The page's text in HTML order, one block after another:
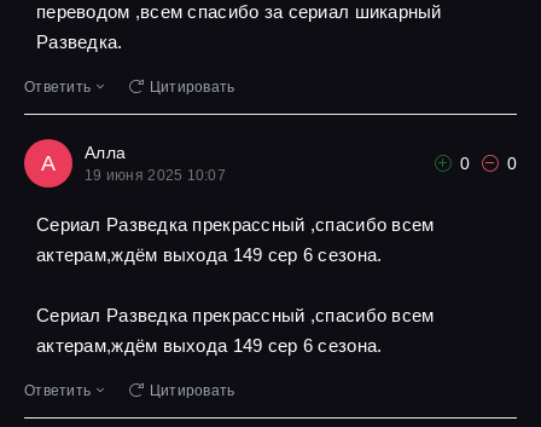
переводом ,всем спасибо за сериал шикарный
Разведка.
Ответить Цитировать
А Алла
19 июня 2025 10:07
0 0
Сериал Разведка прекрассный ,спасибо всем
актерам,ждём выхода 149 сер 6 сезона.
Сериал Разведка прекрассный ,спасибо всем
актерам,ждём выхода 149 сер 6 сезона.
Ответить Цитировать